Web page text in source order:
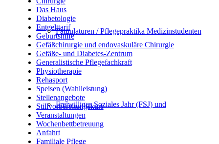
Famulaturen / Pflegepraktika Medizinstudenten
Freiwilliges Soziales Jahr (FSJ) und
Das Haus
Diabetologie
Entgelttarif
Geburtshilfe
Gefäßchirurgie und endovaskuläre Chirurgie
Gefäße- und Diabetes-Zentrum
Generalistische Pflegefachkraft
Physiotherapie
Rehasport
Speisen (Wahlleistung)
Stellenangebote
Stillvorbereitungskurs
Veranstaltungen
Wochenbettbetreuung
Anfahrt
Familiale Pflege